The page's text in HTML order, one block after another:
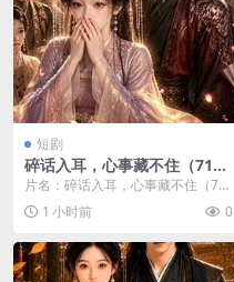
短剧
碎话入耳，心事藏不住（71
集）AI短剧 (2026)
片名：碎话入耳，心事藏不住（71
集）AI短剧 (2026) 分类：短剧 年
份：2...
1 小时前 0